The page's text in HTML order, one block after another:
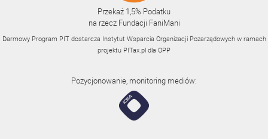
Przekaż 1,5% Podatku
na rzecz Fundacji FaniMani
Darmowy Program PIT dostarcza Instytut Wsparcia Organizacji Pozarządowych w ramach
projektu PITax.pl dla OPP
Pozycjonowanie, monitoring mediów: